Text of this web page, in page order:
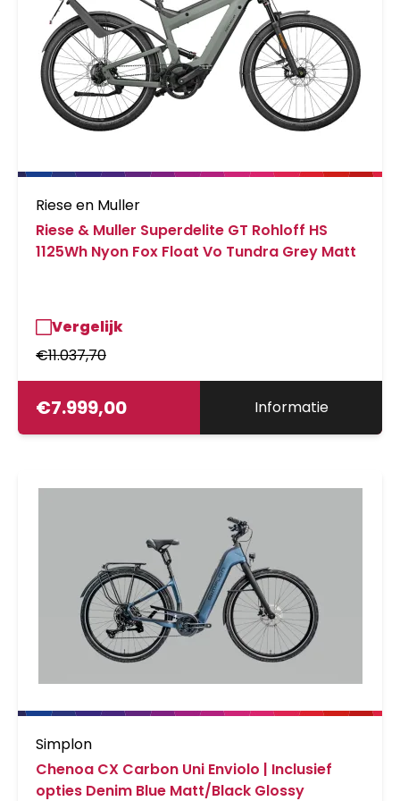
Riese en Muller
Riese & Muller Superdelite GT Rohloff HS
1125Wh Nyon Fox Float Vo Tundra Grey Matt
Vergelijk
€11.037,70
€7.999,00 Informatie
Simplon
Chenoa CX Carbon Uni Enviolo | Inclusief
opties Denim Blue Matt/Black Glossy